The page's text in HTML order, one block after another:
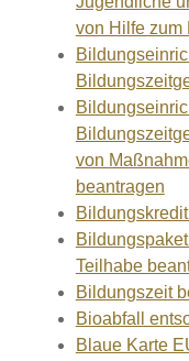
von Hilfe zum
von
beantragen
Teilhabe
Bildungszeit
Bioabfall
Blaue Karte